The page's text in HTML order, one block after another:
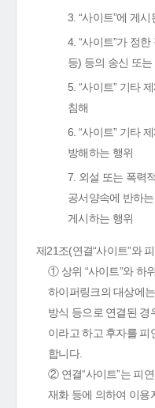
3. “사이트”에 게
4. “사이트”가 정
등) 등의 송신 또는
5. “사이트” 기타
침해
6. “사이트” 기타
방해하는 행위
7. 외설 또는 폭력
공서양속에 반하
게시하는 행위
제21조(연결“사이트”와
① 상위 “사이트”와 하
하이퍼링크의 대상에
방식 등으로 연결된 경
이라고 하고 후자를 피
합니다.
② 연결“사이트”는 피
재화 등에 의하여 이용